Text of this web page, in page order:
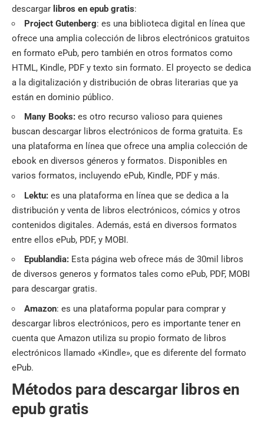
descargar libros en epub gratis:
Project Gutenberg: es una biblioteca digital en línea que
ofrece una amplia colección de libros electrónicos gratuitos
en formato ePub, pero también en otros formatos como
HTML, Kindle, PDF y texto sin formato. El proyecto se dedica
a la digitalización y distribución de obras literarias que ya
están en dominio público.
Many Books: es otro recurso valioso para quienes
buscan descargar libros electrónicos de forma gratuita. Es
una plataforma en línea que ofrece una amplia colección de
ebook en diversos géneros y formatos. Disponibles en
varios formatos, incluyendo ePub, Kindle, PDF y más.
Lektu: es una plataforma en línea que se dedica a la
distribución y venta de libros electrónicos, cómics y otros
contenidos digitales. Además, está en diversos formatos
entre ellos ePub, PDF, y MOBI.
Epublandia: Esta página web ofrece más de 30mil libros
de diversos generos y formatos tales como ePub, PDF, MOBI
para descargar gratis.
Amazon: es una plataforma popular para comprar y
descargar libros electrónicos, pero es importante tener en
cuenta que Amazon utiliza su propio formato de libros
electrónicos llamado «Kindle», que es diferente del formato
ePub.
Métodos para descargar libros en
epub gratis